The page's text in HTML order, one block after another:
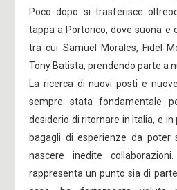
Poco dopo si trasferisce
tappa a Portorico, dove suona e
tra cui Samuel Morales, Fidel
Tony Batista, prendendo parte a
La ricerca di nuovi posti e
sempre stata fondamentale
desiderio di ritornare in Italia, e in
bagagli di esperienze da
nascere inedite
rappresenta un punto sia di